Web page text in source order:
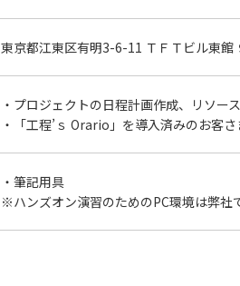
東京都江東区有明3-6-11 ＴＦＴビル東館
・プロジェクトの日程計画作成、リソー
・「工程’ｓ Orario」を導入済みのお客
・筆記用具
※ハンズオン演習のためのPC環境は弊社